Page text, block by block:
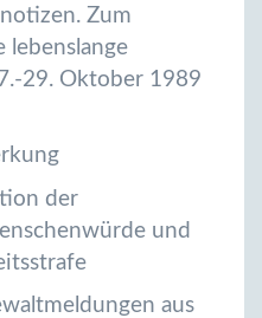
Zum
lebenslange
29. Oktober 1989
der
und
aus